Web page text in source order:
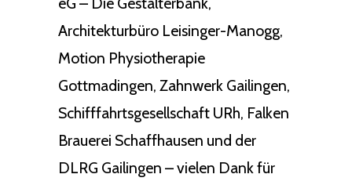
Architekturbüro Leisinger-Manogg,
Motion Physiotherapie
Gottmadingen, Zahnwerk Gailingen,
Schifffahrtsgesellschaft URh, Falken
Brauerei Schaffhausen und der
DLRG Gailingen – vielen Dank für